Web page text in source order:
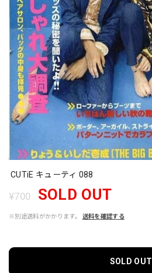
CUTiE キューティ 088
¥700 SOLD OUT
※別途送料がかかります。 送料を確認する
SOLD OUT